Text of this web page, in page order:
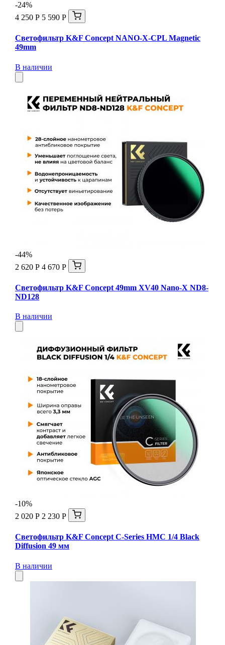
-24%
4 250 Р 5 590 Р
Светофильтр K&F Concept NANO-X-CPL Magnetic
49mm
В наличии
-44%
2 620 Р 4 670 Р
Светофильтр K&F Concept 49mm XV40 Nano-X ND8-
ND128
В наличии
-10%
2 020 Р 2 230 Р
Светофильтр K&F Concept C-Series HMC 1/4 Black
Diffusion 49 мм
В наличии